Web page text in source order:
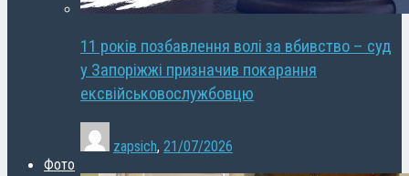
11 років позбавлення волі за вбивство – суд
у Запоріжжі призначив покарання
ексвійськовослужбовцю
zapsich, 21/07/2026
Фото